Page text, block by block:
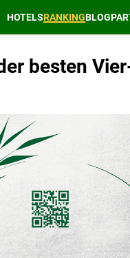
HOTELSRANKINGBLOG
besten